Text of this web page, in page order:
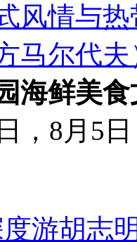
风情与
马尔代
海鲜美食
，8月5